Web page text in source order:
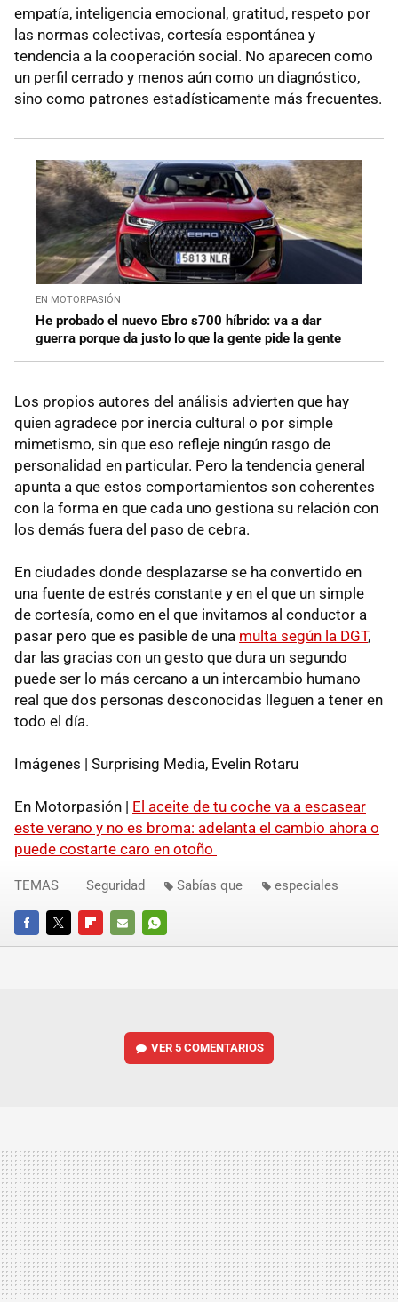
empatía, inteligencia emocional, gratitud, respeto por
las normas colectivas, cortesía espontánea y
tendencia a la cooperación social. No aparecen como
un perfil cerrado y menos aún como un diagnóstico,
sino como patrones estadísticamente más frecuentes.
EN MOTORPASIÓN
He probado el nuevo Ebro s700 híbrido: va a dar
guerra porque da justo lo que la gente pide la gente
Los propios autores del análisis advierten que hay
quien agradece por inercia cultural o por simple
mimetismo, sin que eso refleje ningún rasgo de
personalidad en particular. Pero la tendencia general
apunta a que estos comportamientos son coherentes
con la forma en que cada uno gestiona su relación con
los demás fuera del paso de cebra.
En ciudades donde desplazarse se ha convertido en
una fuente de estrés constante y en el que un simple
de cortesía, como en el que invitamos al conductor a
pasar pero que es pasible de una multa según la DGT,
dar las gracias con un gesto que dura un segundo
puede ser lo más cercano a un intercambio humano
real que dos personas desconocidas lleguen a tener en
todo el día.
Imágenes | Surprising Media, Evelin Rotaru
En Motorpasión | El aceite de tu coche va a escasear
este verano y no es broma: adelanta el cambio ahora o
puede costarte caro en otoño
FACEBOOKTWITTERFLIPBOARD
E-
WHATSAPP
TEMAS Seguridad Sabías que especiales
VER5 COMENTARIOS